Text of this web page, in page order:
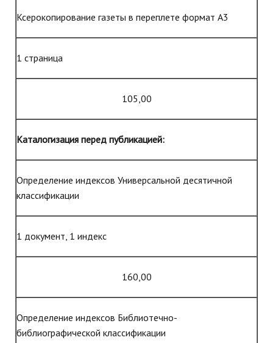
Ксерокопирование газеты в переплете формат А3
1 страница
105,00
Каталогизация перед публикацией:
Определение индексов Универсальной десятичной
классификации
1 документ, 1 индекс
160,00
Определение индексов Библиотечно-
библиографической классификации